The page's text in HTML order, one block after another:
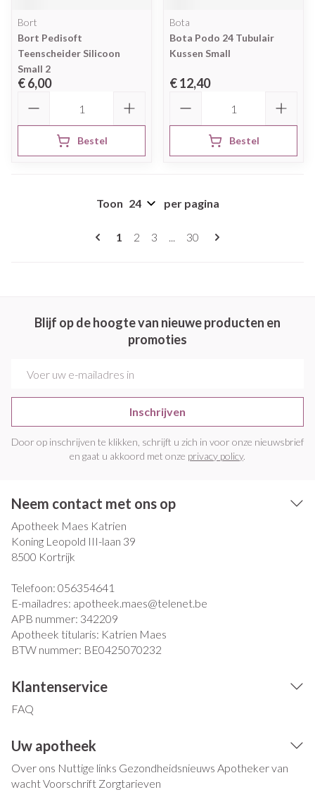
Bort
Bort Pedisoft
Teenscheider Silicoon
Small 2
€ 6,00
Bestel
Bota
Bota Podo 24 Tubulair
Kussen Small
€ 12,40
Bestel
Pagina's
U lees momenteel pagina
1 Pagina
2 Pagina
3 ... Pagina
30
Toon per pagina
Blijf op de hoogte van nieuwe producten en
promoties
Inschrijven
Door op inschrijven te klikken, schrijft u zich in voor onze nieuwsbrief
en gaat u akkoord met onze privacy policy.
Neem contact met ons op
Apotheek Maes Katrien
Koning Leopold III-laan 39
8500 Kortrijk
Telefoon: 056354641
E-mailadres: apotheek.maes@telenet.be
APB nummer: 342209
Apotheek titularis: Katrien Maes
BTW nummer: BE0425070232
Klantenservice
FAQ
Uw apotheek
Over ons Nuttige links Gezondheidsnieuws Apotheker van
wachtVoorschrift Zorgtarieven